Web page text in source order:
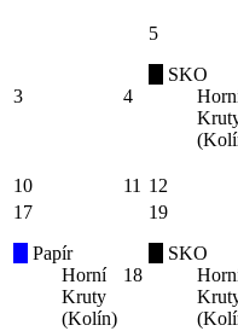
3 4
5
SKO
10 11 12
17
Papír
Horní
Kruty
(Kolín)
18
19
SKO